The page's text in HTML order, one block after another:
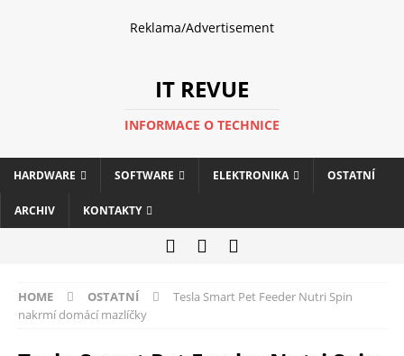
Reklama/Advertisement
IT REVUE
INFORMACE O TECHNICE
HARDWARE SOFTWARE ELEKTRONIKA OSTATNÍ
ARCHIV KONTAKTY
HOME OSTATNÍ
Tesla Smart Pet Feeder Nutri Spin
nakrmí domácí mazlíčky